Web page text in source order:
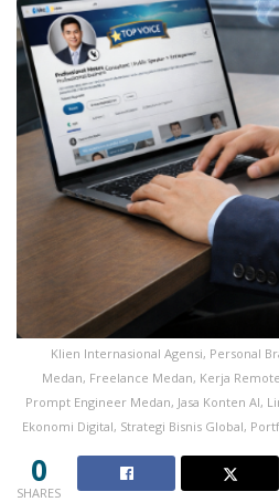
Klien Internasional Agensi, Personal
Medan, Freelance Medan, Kerja
Prompt Engineer Medan, Jasa Konten AI,
Ekonomi Digital, Strategi Bisnis Global,
0
SHARES